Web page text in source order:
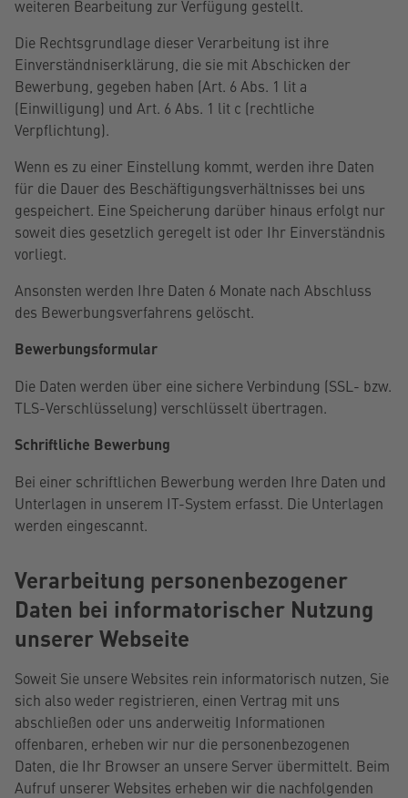
weiteren Bearbeitung zur Verfügung gestellt.
Die Rechtsgrundlage dieser Verarbeitung ist ihre
Einverständniserklärung, die sie mit Abschicken der
Bewerbung, gegeben haben (Art. 6 Abs. 1 lit a
(Einwilligung) und Art. 6 Abs. 1 lit c (rechtliche
Verpflichtung).
Wenn es zu einer Einstellung kommt, werden ihre Daten
für die Dauer des Beschäftigungsverhältnisses bei uns
gespeichert. Eine Speicherung darüber hinaus erfolgt nur
soweit dies gesetzlich geregelt ist oder Ihr Einverständnis
vorliegt.
Ansonsten werden Ihre Daten 6 Monate nach Abschluss
des Bewerbungsverfahrens gelöscht.
Bewerbungsformular
Die Daten werden über eine sichere Verbindung (SSL- bzw.
TLS-Verschlüsselung) verschlüsselt übertragen.
Schriftliche Bewerbung
Bei einer schriftlichen Bewerbung werden Ihre Daten und
Unterlagen in unserem IT-System erfasst. Die Unterlagen
werden eingescannt.
Verarbeitung personenbezogener
Daten bei informatorischer Nutzung
unserer Webseite
Soweit Sie unsere Websites rein informatorisch nutzen, Sie
sich also weder registrieren, einen Vertrag mit uns
abschließen oder uns anderweitig Informationen
offenbaren, erheben wir nur die personenbezogenen
Daten, die Ihr Browser an unsere Server übermittelt. Beim
Aufruf unserer Websites erheben wir die nachfolgenden